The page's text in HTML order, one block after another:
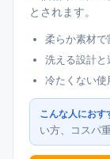
とされます。
柔らか素材
洗える設計と
冷たくない
こんな人におす
い方、コスパ